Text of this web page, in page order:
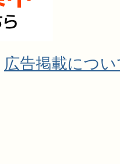
広告掲載につ